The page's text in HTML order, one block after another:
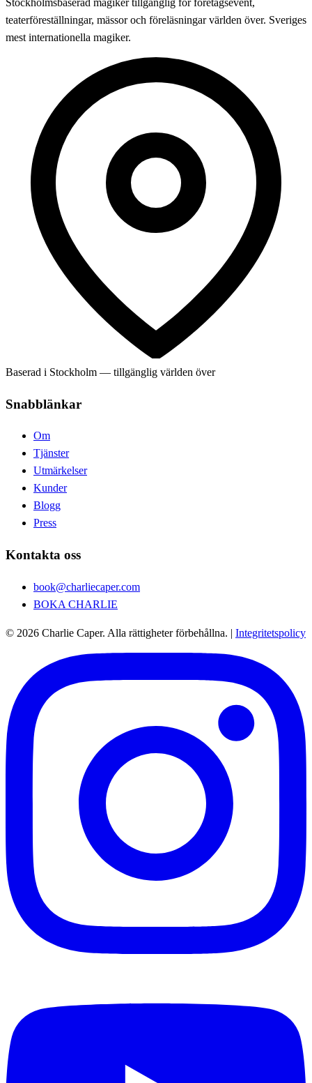
teaterföreställningar, mässor och föreläsningar världen över. Sveriges
mest internationella magiker.
Baserad i Stockholm — tillgänglig världen över
Snabblänkar
Om
Tjänster
Utmärkelser
Kunder
Blogg
Press
Kontakta oss
book@charliecaper.com
BOKA CHARLIE
© 2026 Charlie Caper. Alla rättigheter förbehållna. | Integritetspolicy